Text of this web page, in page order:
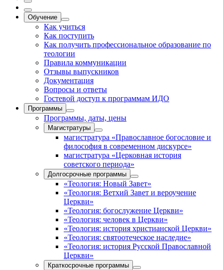
Обучение
Как учиться
Как поступить
Как получить профессиональное образование по
теологии
Правила коммуникации
Отзывы выпускников
Документация
Вопросы и ответы
Гостевой доступ к программам ИДО
Программы
Программы, даты, цены
Магистратуры
магистратура «Православное богословие и
философия в современном дискурсе»
магистратура «Церковная история
советского периода»
Долгосрочные программы
«Теология: Новый Завет»
«Теология: Ветхий Завет и вероучение
Церкви»
«Теология: богослужение Церкви»
«Теология: человек в Церкви»
«Теология: история христианской Церкви»
«Теология: святоотеческое наследие»
«Теология: история Русской Православной
Церкви»
Краткосрочные программы